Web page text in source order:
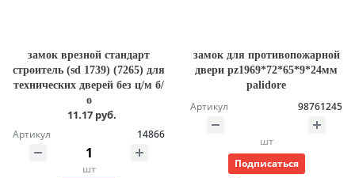
замок врезной стандарт
строитель (sd 1739) (7265) для
технических дверей без ц/м б/
о
11.17 руб.
Артикул 14866
шт
замок для противопожарной
двери pz1969*72*65*9*24мм
palidore
Артикул 98761245
шт
Подписаться